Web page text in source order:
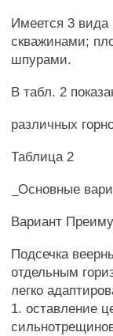
Имеется 3
скважинами;
шпурами.
В табл. 2
различных
Таблица 2
_Основные
Вариант
Подсечка
отдельным
легко
1. оставление